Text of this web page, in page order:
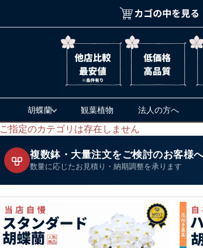
胡蝶蘭 観葉植物 法人の方へ
ご指定のカテゴリは存在しません
複数鉢・大量注文をご検討のお客様
数量に応じたお見積り・納期調整を承ります